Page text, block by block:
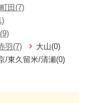
町田(7)
羽(7)
大山(0)
/東久留米/清瀬(0)